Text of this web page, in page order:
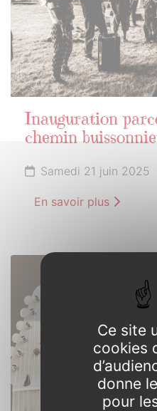
Inauguration
chemin
Samedi 21 juin 2025
En savoir plus
Ce site
cookies
donne
pour